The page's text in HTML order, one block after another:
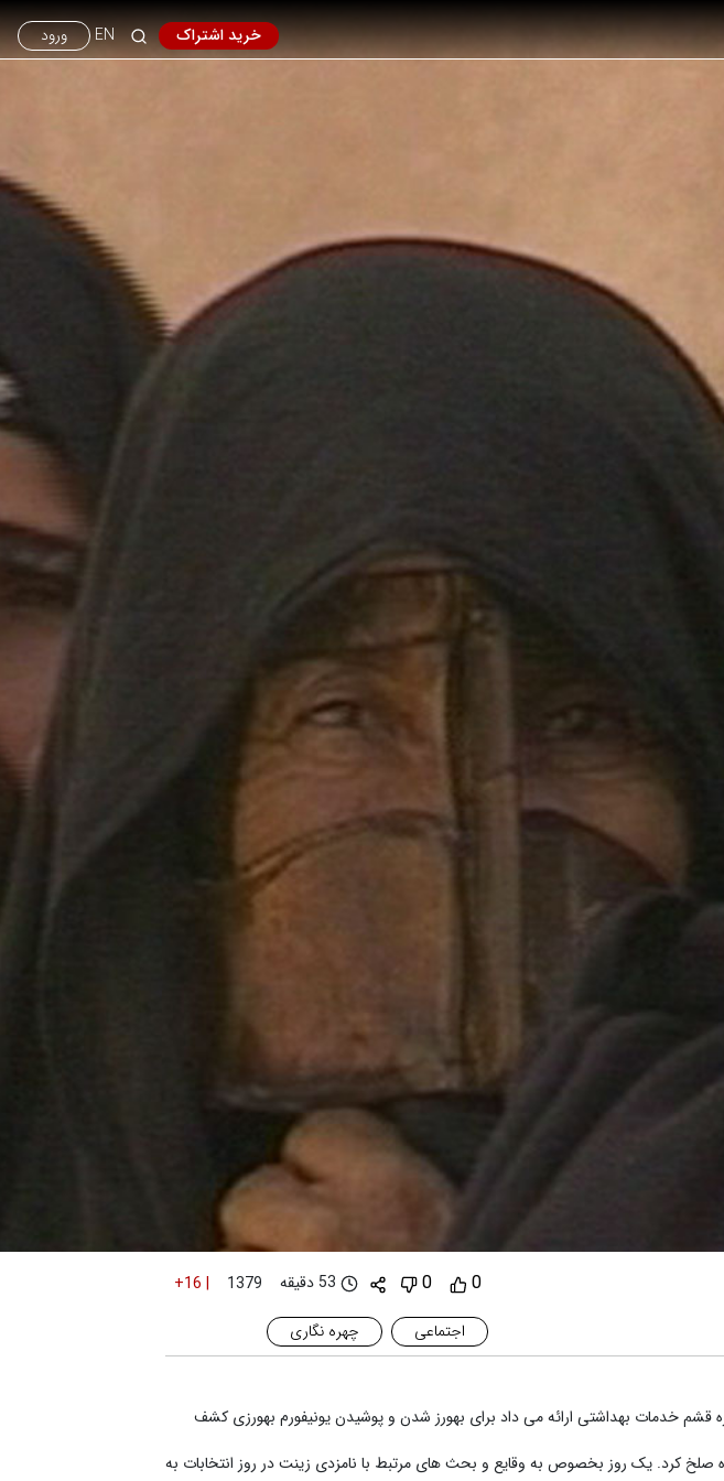
خرید اشتراک EN ورود
0
0 53 دقیقه 1379
+16 |
اجتماعی
چهره نگاری
خدمات بهداشتی ارائه می داد برای بهورز شدن و پوشیدن یونیفورم بهورزی کشف
انتخابات شهر و روستا(اسفند 1377) خود را نامزد شورای ده صلخ کرد. یک روز بخصوص به وقایع و بحث های مرتبط با نامزدی زینت در روز انتخابات به